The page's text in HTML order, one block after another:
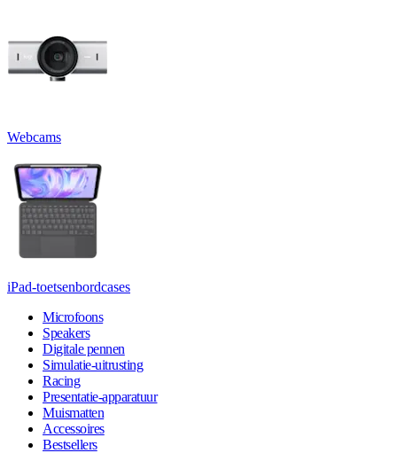
Webcams
iPad-toetsenbordcases
Microfoons
Speakers
Digitale pennen
Simulatie-uitrusting
Racing
Presentatie-apparatuur
Muismatten
Accessoires
Bestsellers